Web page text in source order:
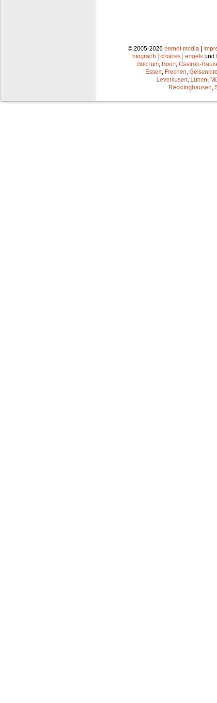
© 2005-2026 berndt media |
biograph | choices | engels und
Bochum Bonn Castrop-
Essen Frechen
Leverkusen Lünen
Recklinghausen